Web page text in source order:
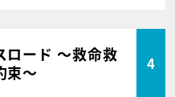
ロード ～救命救
束～
4